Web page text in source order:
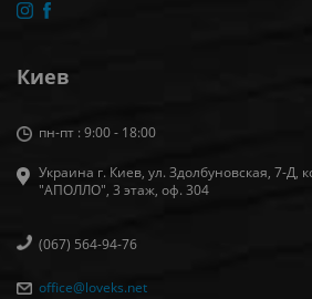
Киев
пн-пт : 9:00 - 18:00
Украина г. Киев, ул. Здолбуновская, 7-Д,
"АПОЛЛО", 3 этаж, оф. 304
(067) 564-94-76
office@loveks.net